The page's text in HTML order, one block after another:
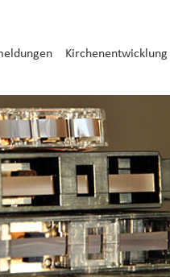
Kirchenentwicklung